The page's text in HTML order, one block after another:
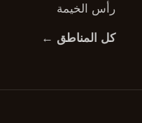
رأس الخيمة
كل المناطق ←